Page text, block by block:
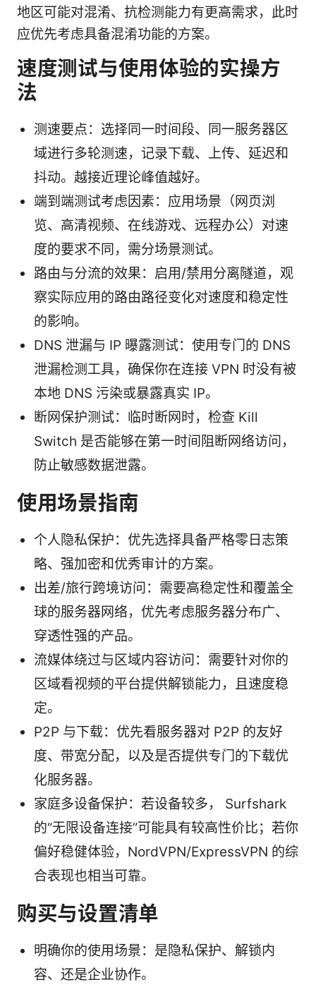
地区可能对混淆、抗检测能力有更高需求，此时
应优先考虑具备混淆功能的方案。
速度测试与使用体验的实操方
法
测速要点：选择同一时间段、同一服务器区
域进行多轮测速，记录下载、上传、延迟和
抖动。越接近理论峰值越好。
端到端测试考虑因素：应用场景（网页浏
览、高清视频、在线游戏、远程办公）对速
度的要求不同，需分场景测试。
路由与分流的效果：启用/禁用分离隧道，观
察实际应用的路由路径变化对速度和稳定性
的影响。
DNS 泄漏与 IP 曝露测试：使用专门的 DNS
泄漏检测工具，确保你在连接 VPN 时没有被
本地 DNS 污染或暴露真实 IP。
断网保护测试：临时断网时，检查 Kill
Switch 是否能够在第一时间阻断网络访问，
防止敏感数据泄露。
使用场景指南
个人隐私保护：优先选择具备严格零日志策
略、强加密和优秀审计的方案。
出差/旅行跨境访问：需要高稳定性和覆盖全
球的服务器网络，优先考虑服务器分布广、
穿透性强的产品。
流媒体绕过与区域内容访问：需要针对你的
区域看视频的平台提供解锁能力，且速度稳
定。
P2P 与下载：优先看服务器对 P2P 的友好
度、带宽分配，以及是否提供专门的下载优
化服务器。
家庭多设备保护：若设备较多， Surfshark
的“无限设备连接”可能具有较高性价比；若你
偏好稳健体验，NordVPN/ExpressVPN 的综
合表现也相当可靠。
购买与设置清单
明确你的使用场景：是隐私保护、解锁内
容、还是企业协作。